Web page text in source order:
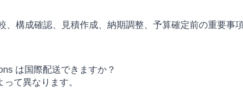
構成確認、見積作成、納期調整、予算確定前の重要事
は国際配送できますか？
て異なります。